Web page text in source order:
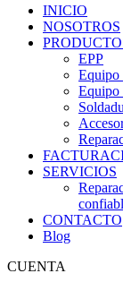
INICIO
NOSOTROS
EPP
Equipo
Equipo
SERVICIOS
CONTACTO
Blog
CUENTA